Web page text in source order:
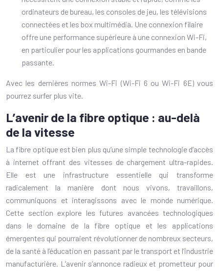
ordinateurs de bureau, les consoles de jeu, les télévisions
connectées et les box multimédia. Une connexion filaire
offre une performance supérieure à une connexion Wi-Fi,
en particulier pour les applications gourmandes en bande
passante.
Avec les dernières normes Wi-Fi (Wi-Fi 6 ou Wi-Fi 6E) vous
pourrez surfer plus vite.
L’avenir de la fibre optique : au-delà
de la vitesse
La fibre optique est bien plus qu’une simple technologie d’accès
à internet offrant des vitesses de chargement ultra-rapides.
Elle est une infrastructure essentielle qui transforme
radicalement la manière dont nous vivons, travaillons,
communiquons et interagissons avec le monde numérique.
Cette section explore les futures avancées technologiques
dans le domaine de la fibre optique et les applications
émergentes qui pourraient révolutionner de nombreux secteurs,
de la santé à l’éducation en passant par le transport et l’industrie
manufacturière. L’avenir s’annonce radieux et prometteur pour